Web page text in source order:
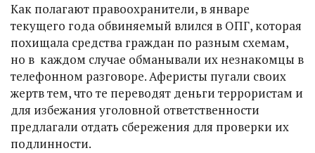
Как полагают правоохранители, в январе
текущего года обвиняемый влился в ОПГ, которая
похищала средства граждан по разным схемам,
но в каждом случае обманывали их незнакомцы в
телефонном разговоре. Аферисты пугали своих
жертв тем, что те переводят деньги террористам и
для избежания уголовной ответственности
предлагали отдать сбережения для проверки их
подлинности.